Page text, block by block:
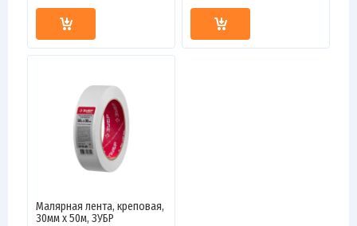
Малярная лента, креповая,
30мм х 50м, ЗУБР